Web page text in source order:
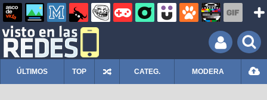
ÚLTIMOS TOP CATEG. MODERA